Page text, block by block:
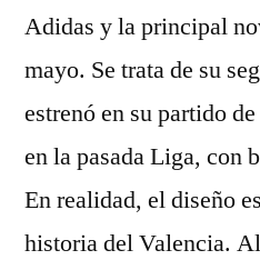
Adidas y la principal
mayo. Se trata de su
estrenó en su partido
en la pasada Liga, con
En realidad, el diseño
historia del Valencia.